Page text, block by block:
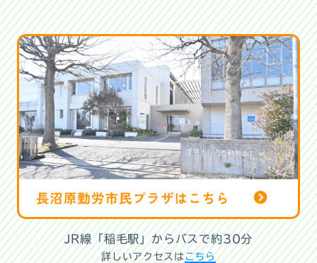
JR線「稲毛駅」からバスで約30分
詳しいアクセスはこちら